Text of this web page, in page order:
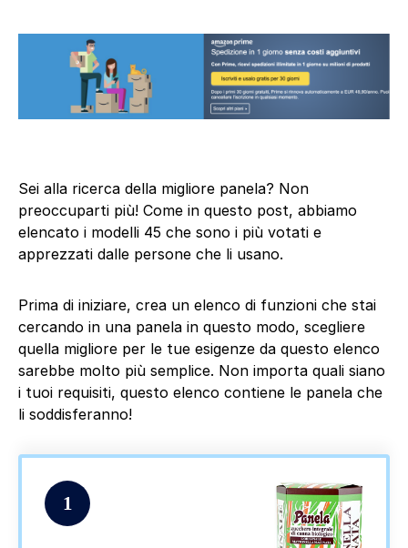
Sei alla ricerca della migliore panela? Non
preoccuparti più! Come in questo post, abbiamo
elencato i modelli 45 che sono i più votati e
apprezzati dalle persone che li usano.
Prima di iniziare, crea un elenco di funzioni che stai
cercando in una panela in questo modo, scegliere
quella migliore per le tue esigenze da questo elenco
sarebbe molto più semplice. Non importa quali siano
i tuoi requisiti, questo elenco contiene le panela che
li soddisferanno!
1